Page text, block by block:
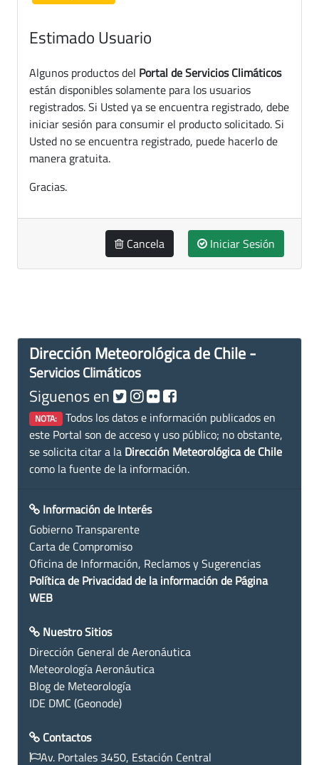
Estimado Usuario
Algunos productos del Portal de Servicios Climáticos
están disponibles solamente para los usuarios
registrados. Si Usted ya se encuentra registrado, debe
iniciar sesión para consumir el producto solicitado. Si
Usted no se encuentra registrado, puede hacerlo de
manera gratuita.
Gracias.
Cancela Iniciar Sesión
Dirección Meteorológica de Chile -
Servicios Climáticos
Siguenos en
NOTA: Todos los datos e información publicados en
este Portal son de acceso y uso público; no obstante,
se solicita citar a la Dirección Meteorológica de Chile
como la fuente de la información.
Información de Interés
Gobierno Transparente
Carta de Compromiso
Oficina de Información, Reclamos y Sugerencias
Política de Privacidad de la información de Página
WEB
Nuestro Sitios
Dirección General de Aeronáutica
Meteorología Aeronáutica
Blog de Meteorología
IDE DMC (Geonode)
Contactos
Av. Portales 3450, Estación Central